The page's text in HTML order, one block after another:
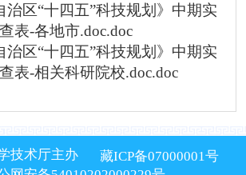
治区“十四五”科技规划》中期实
表-各地市.doc.doc
治区“十四五”科技规划》中期实
表-相关科研院校.doc.doc
技术厅主办
藏ICP备07000001号